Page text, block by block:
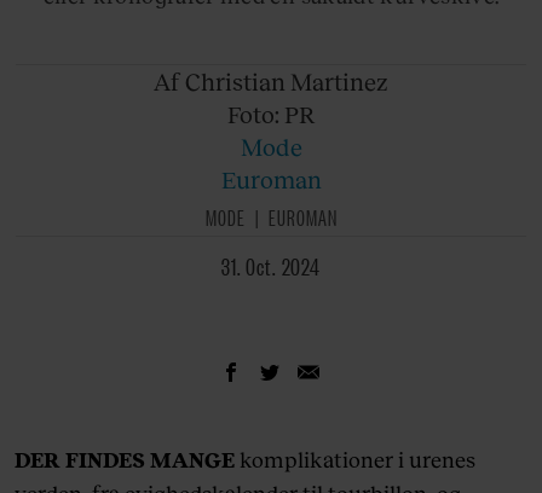
Af Christian Martinez
Foto: PR
Mode
Euroman
MODE
EUROMAN
31. Oct. 2024
DER FINDES MANGE komplikationer i urenes